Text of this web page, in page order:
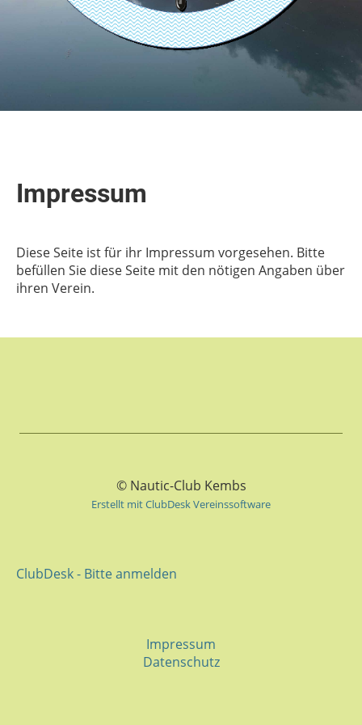
Impressum
Diese Seite ist für ihr Impressum vorgesehen. Bitte
befüllen Sie diese Seite mit den nötigen Angaben über
ihren Verein.
© Nautic-Club Kembs
Erstellt mit ClubDesk Vereinssoftware
ClubDesk - Bitte anmelden
Impressum
Datenschutz